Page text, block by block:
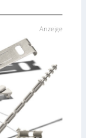
Anzeige